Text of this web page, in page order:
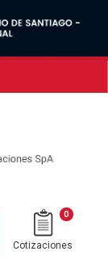
0
Cotizaciones